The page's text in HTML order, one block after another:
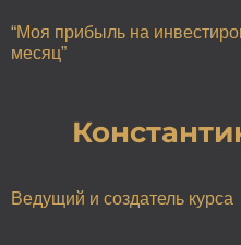
Ведущий и создатель курса
“Моя прибыль на
месяц”